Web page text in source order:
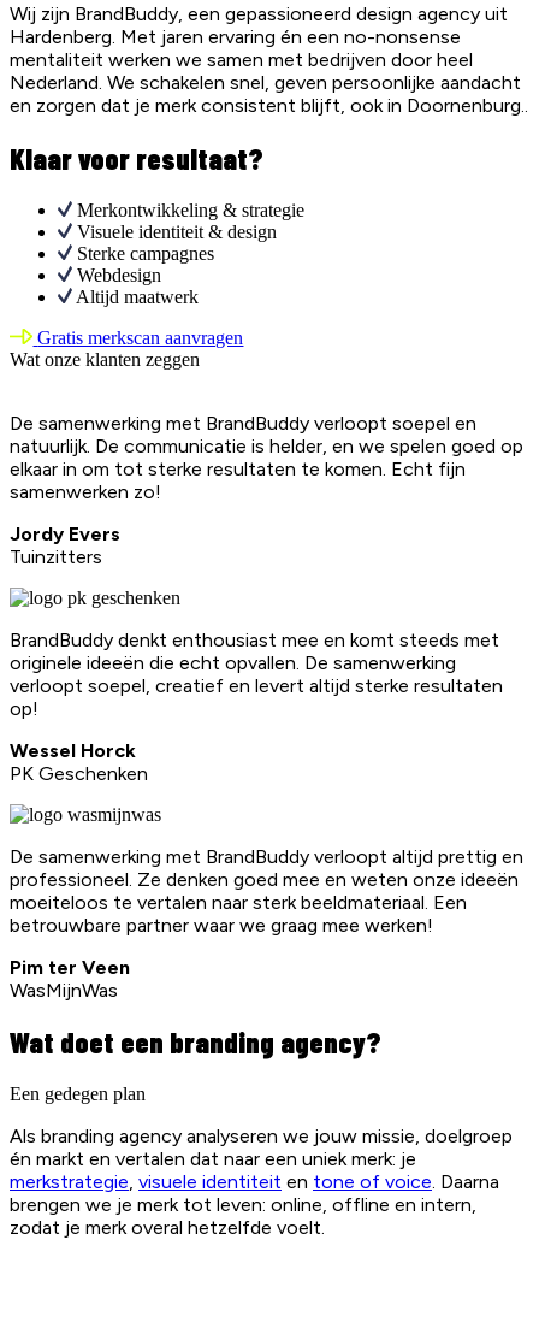
Wij zijn BrandBuddy, een gepassioneerd design agency uit
Hardenberg. Met jaren ervaring én een no-nonsense
mentaliteit werken we samen met bedrijven door heel
Nederland. We schakelen snel, geven persoonlijke aandacht
en zorgen dat je merk consistent blijft, ook in Doornenburg..
Klaar voor resultaat?
Merkontwikkeling & strategie
Visuele identiteit & design
Sterke campagnes
Webdesign
Altijd maatwerk
Gratis merkscan aanvragen
Wat onze klanten zeggen
De samenwerking met BrandBuddy verloopt soepel en
natuurlijk. De communicatie is helder, en we spelen goed op
elkaar in om tot sterke resultaten te komen. Echt fijn
samenwerken zo!
Jordy Evers
Tuinzitters
BrandBuddy denkt enthousiast mee en komt steeds met
originele ideeën die echt opvallen. De samenwerking
verloopt soepel, creatief en levert altijd sterke resultaten
op!
Wessel Horck
PK Geschenken
De samenwerking met BrandBuddy verloopt altijd prettig en
professioneel. Ze denken goed mee en weten onze ideeën
moeiteloos te vertalen naar sterk beeldmateriaal. Een
betrouwbare partner waar we graag mee werken!
Pim ter Veen
WasMijnWas
Wat doet een branding agency?
Een gedegen plan
Als branding agency analyseren we jouw missie, doelgroep
én markt en vertalen dat naar een uniek merk: je
merkstrategie, visuele identiteit en tone of voice. Daarna
brengen we je merk tot leven: online, offline en intern,
zodat je merk overal hetzelfde voelt.